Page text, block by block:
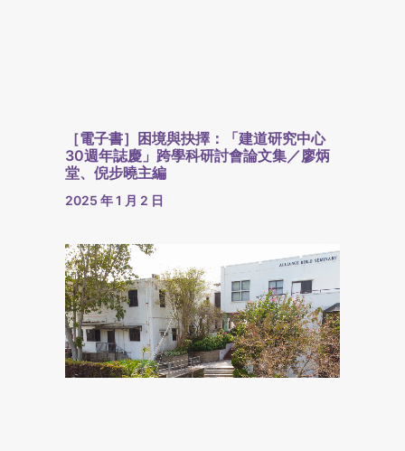
［電子書］困境與抉擇：「建道研究中心
30週年誌慶」跨學科研討會論文集／廖炳
堂、倪步曉主編
2025 年 1 月 2 日